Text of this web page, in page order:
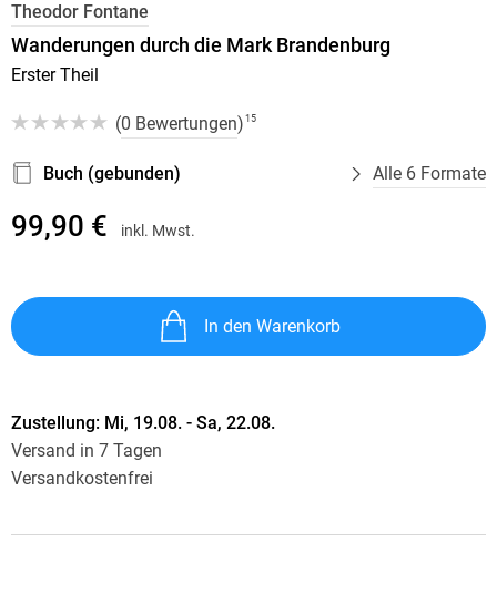
Theodor Fontane
Wanderungen durch die Mark Brandenburg
Erster Theil
(0 Bewertungen) 15
Buch (gebunden) Alle 6 Formate
99,90 € inkl. Mwst.
In den Warenkorb
Zustellung: Mi, 19.08. - Sa, 22.08.
Versand in 7 Tagen
Versandkostenfrei